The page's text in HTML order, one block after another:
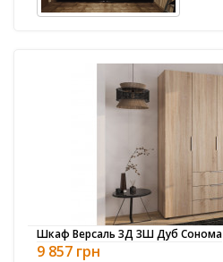
Шкаф Версаль 3Д 3Ш Дуб Сонома
9 857 грн